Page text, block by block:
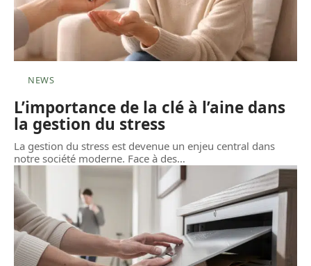
NEWS
L’importance de la clé à l’aine dans
la gestion du stress
La gestion du stress est devenue un enjeu central dans
notre société moderne. Face à des…